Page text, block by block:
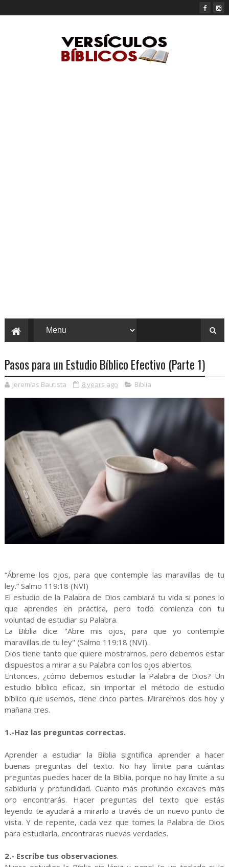
Pasos para un Estudio Bíblico Efectivo (Parte 1)
Jeremías Bautista 8 years ago Biblia
“Ábreme los ojos, para que contemple las maravillas de tu
ley.” Salmo 119:18 (NVI)
El estudio de la Palabra de Dios cambiará tu vida si pones lo
que aprendes en práctica, pero todo comienza con tu
voluntad de estudiar su Palabra.
La Biblia dice: "Abre mis ojos, para que yo contemple
maravillas de tu ley" (Salmo 119:18 (NVI).
Dios tiene tanto que quiere mostrarnos, pero debemos estar
dispuestos a mirar a su Palabra con los ojos abiertos.
Entonces, ¿cómo debemos estudiar la Palabra de Dios? Un
estudio bíblico eficaz, sin importar el método de estudio
bíblico que usemos, tiene cinco partes. Miraremos dos hoy y
mañana tres.
1.-Haz las preguntas correctas.
Aprender a estudiar la Biblia signtifica aprender a hacer
buenas preguntas del texto. No hay límite para cuántas
preguntas puedes hacer de la Biblia, porque no hay límite a su
sabiduría y profundidad. Cuanto más profundo excaves más
oro encontrarás. Hacer preguntas del texto que estás
leyendo te ayudará a mirarlo a través de un nuevo punto de
vista. Y de repente, cada vez que tomes la Palabra de Dios
para estudiarla, encontraras nuevas verdades.
2.- Escribe tus observaciones.